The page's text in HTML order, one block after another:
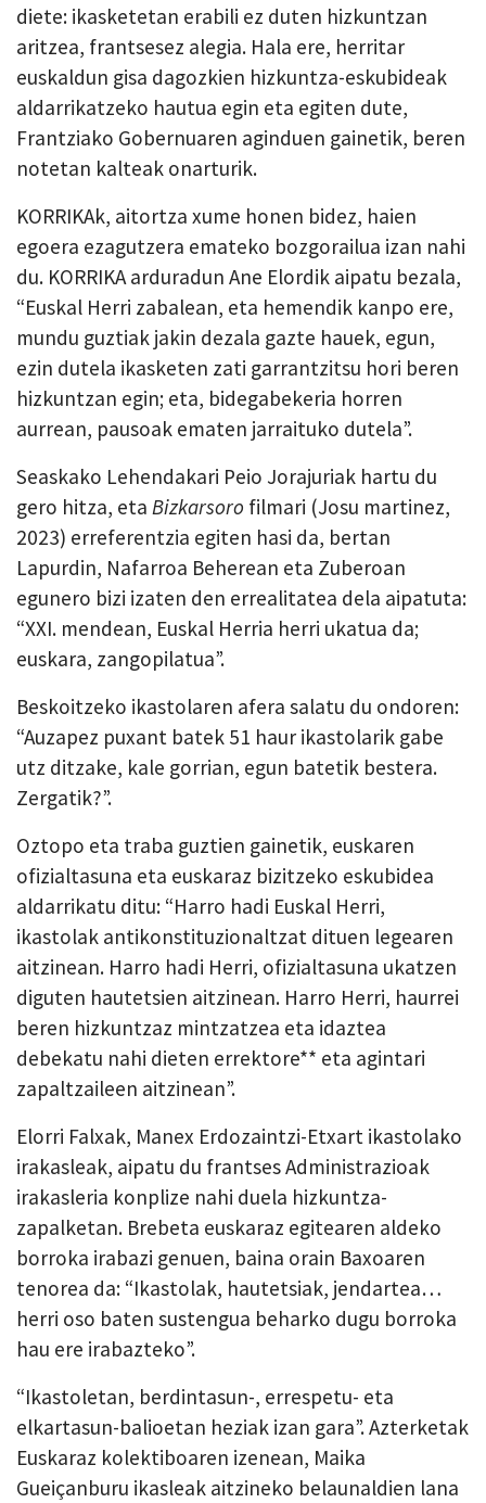
diete: ikasketetan erabili ez duten hizkuntzan
aritzea, frantsesez alegia. Hala ere, herritar
euskaldun gisa dagozkien hizkuntza-eskubideak
aldarrikatzeko hautua egin eta egiten dute,
Frantziako Gobernuaren aginduen gainetik, beren
notetan kalteak onarturik.
KORRIKAk, aitortza xume honen bidez, haien
egoera ezagutzera emateko bozgorailua izan nahi
du. KORRIKA arduradun Ane Elordik aipatu bezala,
“Euskal Herri zabalean, eta hemendik kanpo ere,
mundu guztiak jakin dezala gazte hauek, egun,
ezin dutela ikasketen zati garrantzitsu hori beren
hizkuntzan egin; eta, bidegabekeria horren
aurrean, pausoak ematen jarraituko dutela”.
Seaskako Lehendakari Peio Jorajuriak hartu du
gero hitza, eta Bizkarsoro filmari (Josu martinez,
2023) erreferentzia egiten hasi da, bertan
Lapurdin, Nafarroa Beherean eta Zuberoan
egunero bizi izaten den errealitatea dela aipatuta:
“XXI. mendean, Euskal Herria herri ukatua da;
euskara, zangopilatua”.
Beskoitzeko ikastolaren afera salatu du ondoren:
“Auzapez puxant batek 51 haur ikastolarik gabe
utz ditzake, kale gorrian, egun batetik bestera.
Zergatik?”.
Oztopo eta traba guztien gainetik, euskaren
ofizialtasuna eta euskaraz bizitzeko eskubidea
aldarrikatu ditu: “Harro hadi Euskal Herri,
ikastolak antikonstituzionaltzat dituen legearen
aitzinean. Harro hadi Herri, ofizialtasuna ukatzen
diguten hautetsien aitzinean. Harro Herri, haurrei
beren hizkuntzaz mintzatzea eta idaztea
debekatu nahi dieten errektore** eta agintari
zapaltzaileen aitzinean”.
Elorri Falxak, Manex Erdozaintzi-Etxart ikastolako
irakasleak, aipatu du frantses Administrazioak
irakasleria konplize nahi duela hizkuntza-
zapalketan. Brebeta euskaraz egitearen aldeko
borroka irabazi genuen, baina orain Baxoaren
tenorea da: “Ikastolak, hautetsiak, jendartea…
herri oso baten sustengua beharko dugu borroka
hau ere irabazteko”.
“Ikastoletan, berdintasun-, errespetu- eta
elkartasun-balioetan heziak izan gara”.Azterketak
Euskaraz kolektiboaren izenean, Maika
Gueiçanburu ikasleak aitzineko belaunaldien lana